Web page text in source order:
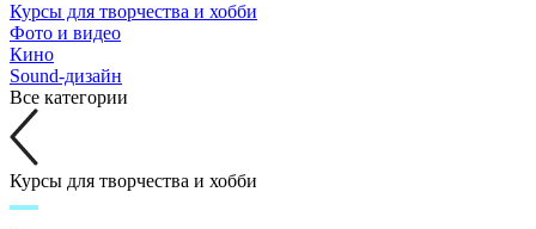
Курсы для творчества и хобби
Фото и видео
Кино
Sound-дизайн
Все категории
Курсы для творчества и хобби